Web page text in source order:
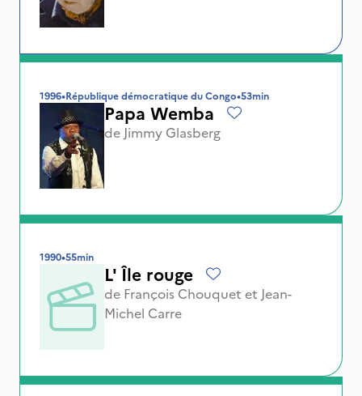
1996•République démocratique du Congo•53min
Papa Wemba
de Jimmy Glasberg
1990•55min
L' Île rouge
de François Chouquet et Jean-
Michel Carre